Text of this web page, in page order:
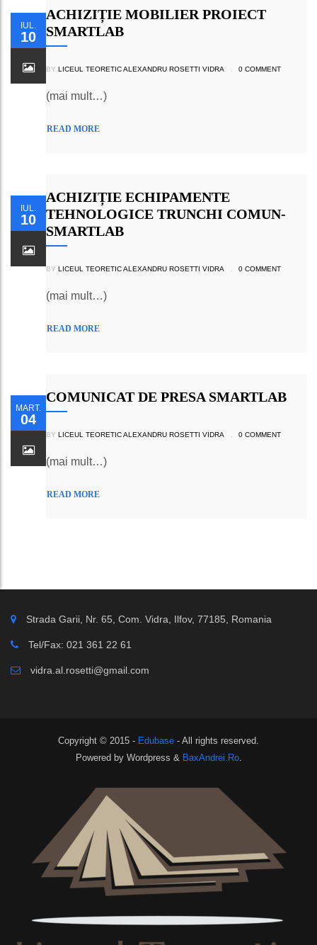
IUL.
10
ACHIZIȚIE MOBILIER PROIECT
SMARTLAB
BY LICEUL TEORETIC ALEXANDRU ROSETTI VIDRA 0 COMMENT
(mai mult…)
READ MORE
IUL.
10
ACHIZIȚIE ECHIPAMENTE
TEHNOLOGICE TRUNCHI COMUN-
SMARTLAB
BY LICEUL TEORETIC ALEXANDRU ROSETTI VIDRA 0 COMMENT
(mai mult…)
READ MORE
MART.
04
COMUNICAT DE PRESA SMARTLAB
BY LICEUL TEORETIC ALEXANDRU ROSETTI VIDRA 0 COMMENT
(mai mult…)
READ MORE
Strada Garii, Nr. 65, Com. Vidra, Ilfov, 77185, Romania
Tel/Fax: 021 361 22 61
vidra.al.rosetti@gmail.com
Copyright © 2015 - Edubase - All rights reserved.
Powered by Wordpress & BaxAndrei.Ro.